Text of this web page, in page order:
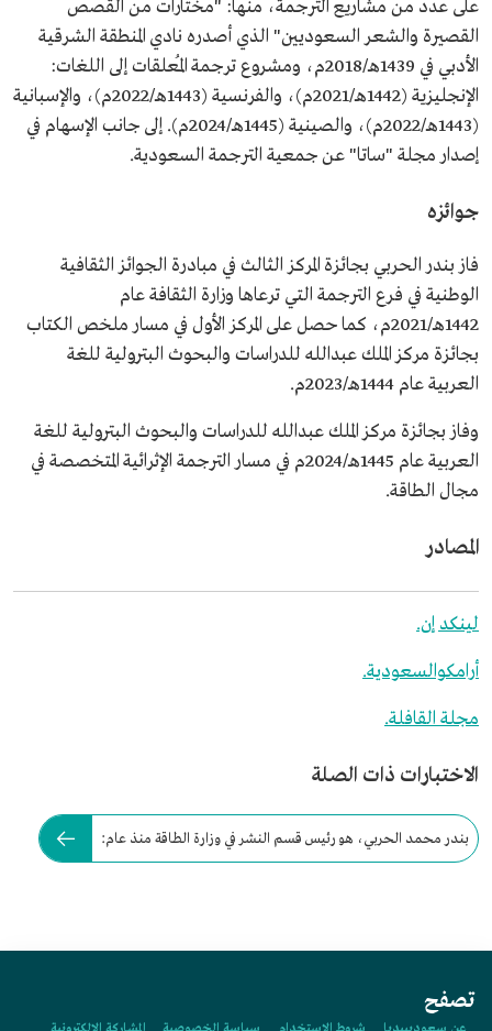
على عدد من مشاريع الترجمة، منها: "مختارات من القصص
القصيرة والشعر السعوديين" الذي أصدره نادي المنطقة الشرقية
الأدبي في 1439هـ/2018م، ومشروع ترجمة المُعلقات إلى اللغات:
الإنجليزية (1442هـ/2021م)، والفرنسية (1443هـ/2022م)، والإسبانية
(1443هـ/2022م)، والصينية (1445هـ/2024م). إلى جانب الإسهام في
إصدار مجلة "ساتا" عن جمعية الترجمة السعودية.
جوائزه
فاز بندر الحربي بجائزة المركز الثالث في مبادرة الجوائز الثقافية
الوطنية في فرع الترجمة التي ترعاها وزارة الثقافة عام
1442هـ/2021م، كما حصل على المركز الأول في مسار ملخص الكتاب
بجائزة مركز الملك عبدالله للدراسات والبحوث البترولية للغة
العربية عام 1444هـ/2023م.
وفاز بجائزة مركز الملك عبدالله للدراسات والبحوث البترولية للغة
العربية عام 1445هـ/2024م في مسار الترجمة الإثرائية المتخصصة في
مجال الطاقة.
المصادر
لينكد إن.
أرامكوالسعودية.
مجلة القافلة.
الاختبارات ذات الصلة
بندر محمد الحربي، هو رئيس قسم النشر في وزارة الطاقة منذ عام:
تصفح